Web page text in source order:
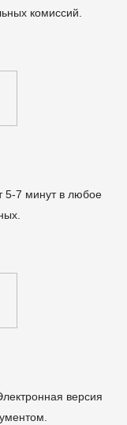
комиссий.
5-7 минут в любое
версия